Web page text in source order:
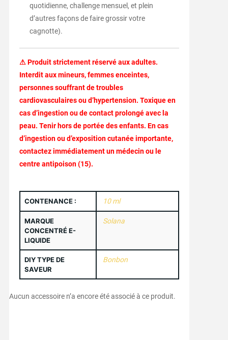
quotidienne, challenge mensuel, et plein
d’autres façons de faire grossir votre
cagnotte).
⚠ Produit strictement réservé aux adultes.
Interdit aux mineurs, femmes enceintes,
personnes souffrant de troubles
cardiovasculaires ou d’hypertension. Toxique en
cas d’ingestion ou de contact prolongé avec la
peau. Tenir hors de portée des enfants. En cas
d’ingestion ou d’exposition cutanée importante,
contactez immédiatement un médecin ou le
centre antipoison (15).
CONTENANCE : 10 ml
MARQUE
CONCENTRÉ E-
LIQUIDE
Solana
DIY TYPE DE
SAVEUR
Bonbon
Aucun accessoire n’a encore été associé à ce produit.